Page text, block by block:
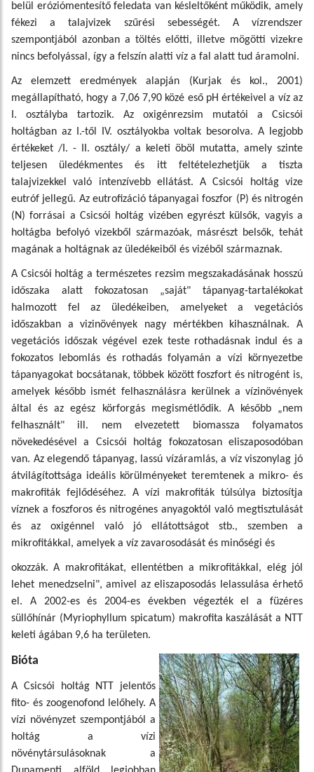
belül eróziómentesítő feledata van késleltőként működik, amely
fékezi a talajvizek szűrési sebességét. A vízrendszer
szempontjából azonban a töltés előtti, illetve mögötti vizekre
nincs befolyással, így a felszín alatti víz a fal alatt tud áramolni.
Az elemzett eredmények alapján (Kurjak és kol., 2001)
megállapítható, hogy a 7,06 7,90 közé eső pH értékeivel a víz az
I. osztályba tartozik. Az oxigénrezsim mutatói a Csicsói
holtágban az I.-től IV. osztályokba voltak besorolva. A legjobb
értékeket /I. - II. osztály/ a keleti öböl mutatta, amely szinte
teljesen üledékmentes és itt feltételezhetjük a tiszta
talajvizekkel való intenzívebb ellátást. A Csicsói holtág vize
eutróf jellegű. Az eutrofizáció tápanyagai foszfor (P) és nitrogén
(N) forrásai a Csicsói holtág vizében egyrészt külsők, vagyis a
holtágba befolyó vizekből származóak, másrészt belsők, tehát
magának a holtágnak az üledékeiből és vizéből származnak.
A Csicsói holtág a természetes rezsim megszakadásának hosszú
időszaka alatt fokozatosan „saját" tápanyag-tartalékokat
halmozott fel az üledékeiben, amelyeket a vegetációs
időszakban a vizinövények nagy mértékben kihasználnak. A
vegetációs időszak végével ezek teste rothadásnak indul és a
fokozatos lebomlás és rothadás folyamán a vízi környezetbe
tápanyagokat bocsátanak, többek között foszfort és nitrogént is,
amelyek később ismét felhasználásra kerülnek a vízinövények
által és az egész körforgás megismétlődik. A később „nem
felhasznált" ill. nem elvezetett biomassza folyamatos
növekedésével a Csicsói holtág fokozatosan eliszaposodóban
van. Az elegendő tápanyag, lassú vízáramlás, a víz viszonylag jó
átvilágítottsága ideális körülményeket teremtenek a mikro- és
makrofiták fejlődéséhez. A vízi makrofiták túlsúlya biztosítja
víznek a foszforos és nitrogénes anyagoktól való megtisztulását
és az oxigénnel való jó ellátottságot stb., szemben a
mikrofitákkal, amelyek a víz zavarosodását és minőségi és
okozzák. A makrofitákat, ellentétben a mikrofitákkal, elég jól
lehet menedzselni", amivel az eliszaposodás lelassulása érhető
el. A 2002-es és 2004-es években végezték el a füzéres
süllőhínár (Myriophyllum spicatum) makrofita kaszálását a NTT
keleti ágában 9,6 ha területen.
Bióta
A Csicsói holtág NTT jelentős
fito- és zoogenofond lelőhely. A
vízi növényzet szempontjából a
holtág a vízi
növénytársulásoknak a